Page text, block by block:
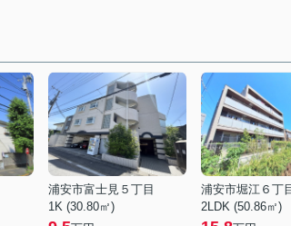
浦安市富士見５丁目
1K (30.80㎡)
浦安市堀江６丁
2LDK (50.86㎡)